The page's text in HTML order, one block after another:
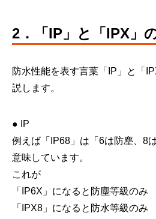
2．「IP」と「IPX」
防水性能を表す言葉「IP」と「
説します。
● IP
例えば「IP68」は「6は防塵、8
意味しています。
これが
「IP6X」になると防塵等級のみ
「IPX8」になると防水等級のみ